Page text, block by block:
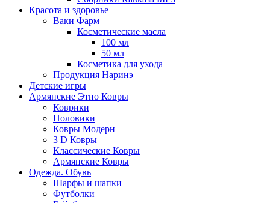
Красота и здоровье
Ваки Фарм
Косметические масла
100 мл
50 мл
Косметика для ухода
Продукция Наринэ
Детские игры
Армянские Этно Ковры
Коврики
Половики
Ковры Модерн
3 D Ковры
Классические Ковры
Армянские Ковры
Одежда. Обувь
Шарфы и шапки
Футболки